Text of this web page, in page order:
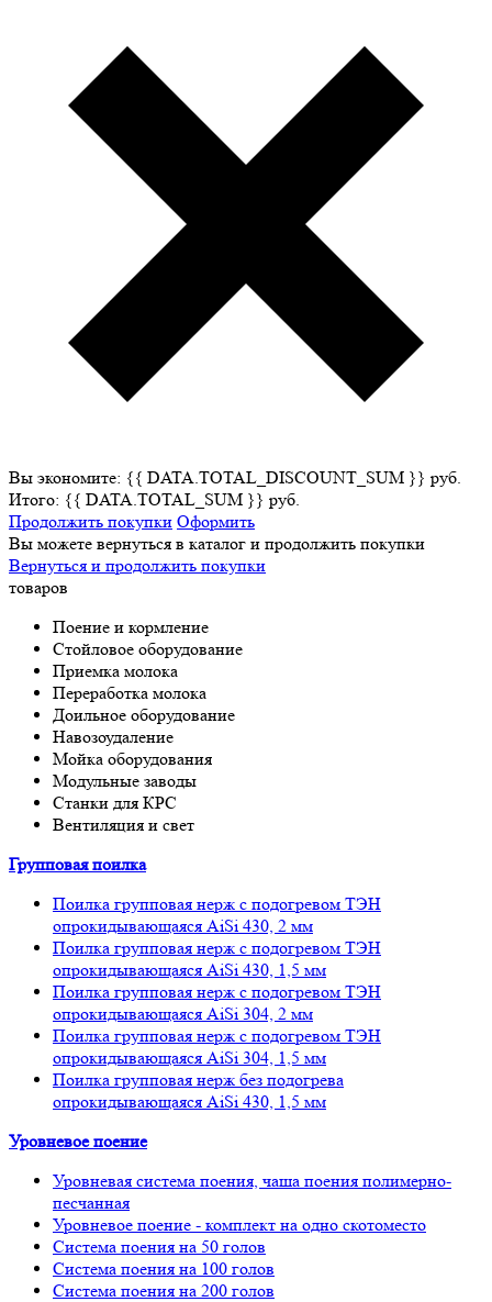
Вы экономите: {{ DATA.TOTAL_DISCOUNT_SUM }} руб.
Итого: {{ DATA.TOTAL_SUM }} руб.
Продолжить покупки Оформить
Вы можете вернуться в каталог и продолжить покупки
Вернуться и продолжить покупки
товаров
Поение и кормление
Стойловое оборудование
Приемка молока
Переработка молока
Доильное оборудование
Навозоудаление
Мойка оборудования
Модульные заводы
Станки для КРС
Вентиляция и свет
Групповая поилка
Поилка групповая нерж с подогревом ТЭН
опрокидывающаяся AiSi 430, 2 мм
Поилка групповая нерж с подогревом ТЭН
опрокидывающаяся AiSi 430, 1,5 мм
Поилка групповая нерж с подогревом ТЭН
опрокидывающаяся AiSi 304, 2 мм
Поилка групповая нерж с подогревом ТЭН
опрокидывающаяся AiSi 304, 1,5 мм
Поилка групповая нерж без подогрева
опрокидывающаяся AiSi 430, 1,5 мм
Уровневое поение
Уровневая система поения, чаша поения полимерно-
песчанная
Уровневое поение - комплект на одно скотоместо
Система поения на 50 голов
Система поения на 100 голов
Система поения на 200 голов